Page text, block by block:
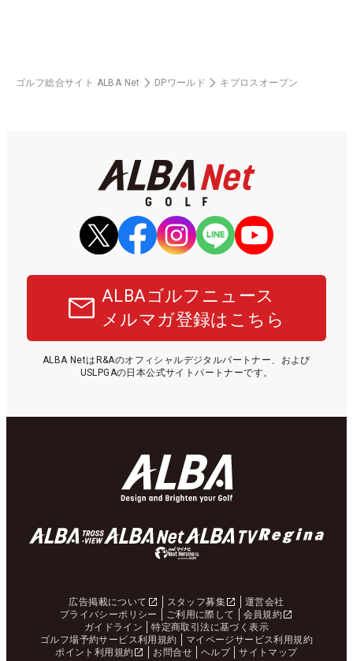
ゴルフ総合サイト ALBA Net DPワールド キプロスオープン
ALBAゴルフニュース
メルマガ登録はこちら
ALBA NetはR&Aのオフィシャルデジタルパートナー、および
USLPGAの日本公式サイトパートナーです。
広告掲載について スタッフ募集
運営会社
プライバシーポリシー
ご利用に際して
会員規約
ガイドライン
特定商取引法に基づく表示
ゴルフ場予約サービス利用規約
マイページサービス利用規約
ポイント利用規約
お問合せ ヘルプ サイトマップ